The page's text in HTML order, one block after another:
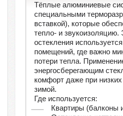
Тёплые алюминиевые
специальными
вставкой), которые
тепло- и звукоизоляцию.
остекления
помещений, где важно
потери тепла.
энергосберегающим
комфорт даже при
зимой.
Где используется:
Квартиры (балконы